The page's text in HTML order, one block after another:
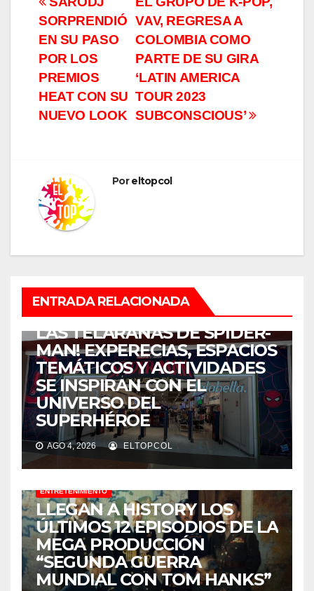
Navegación
de
entradas
VAV, REGRESA A
COLOMBIA COMO
PARTE DE SU GIRA
‘LATIN AMERICA
TOUR 2023
SUBCONSCIOUS’
SORPRENDIÓ
EN SU PASO
POR LOS
PREMIOS
HEAT CON SU
NUEVO LOOK
Poreltopcol
ENTRADA RELACIONADA
ENTRETENIMIENTO
¡COLOMBIA SE ENREDÓ EN
LAS TELARAÑAS DE SPIDER-
MAN! EXPERECIAS, ESPACIOS
TEMÁTICOS Y ACTIVIDADES
SE INSPIRAN CON EL
UNIVERSO DEL
SUPERHÉROE
AGO 4, 2026 ELTOPCOL
ENTRETENIMIENTO
LLEGAN A HISTORY LOS
ÚLTIMOS 12 EPISODIOS DE LA
MEGA PRODUCCIÓN
“SEGUNDA GUERRA
MUNDIAL CON TOM HANKS”